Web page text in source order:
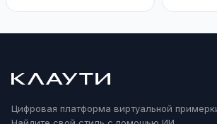
Цифровая платформа виртуальной